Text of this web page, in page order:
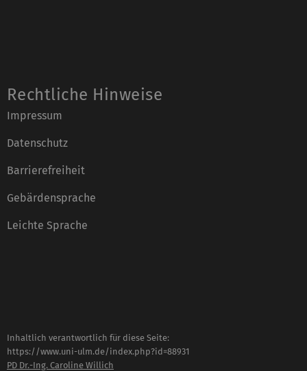
Rechtliche Hinweise
Impressum
Datenschutz
Barrierefreiheit
Gebärdensprache
Leichte Sprache
Inhaltlich verantwortlich für diese Seite:
https://www.uni-ulm.de/index.php?id=88931
PD Dr.-Ing. Caroline Willich